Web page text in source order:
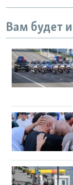
Вам будет